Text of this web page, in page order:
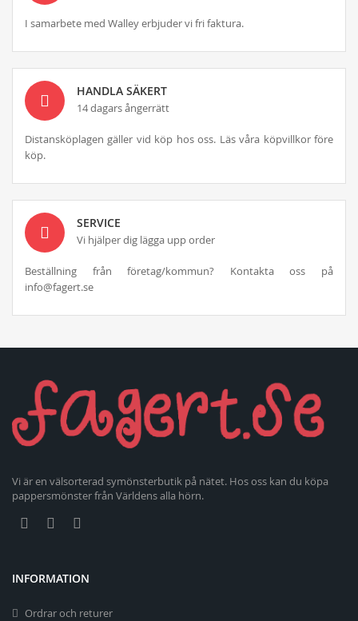
I samarbete med Walley erbjuder vi fri faktura.
HANDLA SÄKERT
14 dagars ångerrätt
Distansköplagen gäller vid köp hos oss. Läs våra köpvillkor före
köp.
SERVICE
Vi hjälper dig lägga upp order
Beställning från företag/kommun? Kontakta oss på
info@fagert.se
Vi är en välsorterad symönsterbutik på nätet. Hos oss kan du köpa
pappersmönster från Världens alla hörn.
INFORMATION
Ordrar och returer